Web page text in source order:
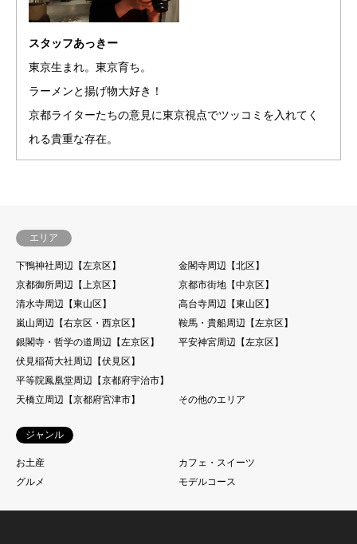
スタッフあっきー
東京生まれ。東京育ち。
ラーメンと揚げ物大好き！
京都ライターたちの意見に東京視点でツッコミを入れてく
れる貴重な存在。
エリア
下鴨神社周辺【左京区】
金閣寺周辺【北区】
京都御所周辺【上京区】
京都市街地【中京区】
清水寺周辺【東山区】
高台寺周辺【東山区】
嵐山周辺【右京区・西京区】
鞍馬・貴船周辺【左京区】
銀閣寺・哲学の道周辺【左京区】
平安神宮周辺【左京区】
伏見稲荷大社周辺【伏見区】
平等院鳳凰堂周辺【京都府宇治市】
天橋立周辺【京都府宮津市】
その他のエリア
ジャンル
お土産
カフェ・スイーツ
グルメ
モデルコース